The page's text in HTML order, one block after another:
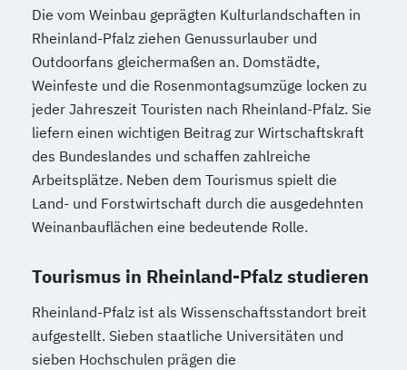
Die vom Weinbau geprägten Kulturlandschaften in
Rheinland-Pfalz ziehen Genussurlauber und
Outdoorfans gleichermaßen an. Domstädte,
Weinfeste und die Rosenmontagsumzüge locken zu
jeder Jahreszeit Touristen nach Rheinland-Pfalz. Sie
liefern einen wichtigen Beitrag zur Wirtschaftskraft
des Bundeslandes und schaffen zahlreiche
Arbeitsplätze. Neben dem Tourismus spielt die
Land- und Forstwirtschaft durch die ausgedehnten
Weinanbauflächen eine bedeutende Rolle.
Tourismus in Rheinland-Pfalz studieren
Rheinland-Pfalz ist als Wissenschaftsstandort breit
aufgestellt. Sieben staatliche Universitäten und
sieben Hochschulen prägen die